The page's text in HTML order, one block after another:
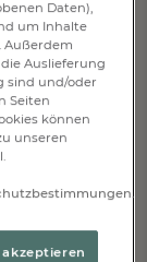
⇗
Daten),
um Inhalte
Außerdem
Auslieferung
sind und/oder
Seiten
können
unseren
akzeptieren